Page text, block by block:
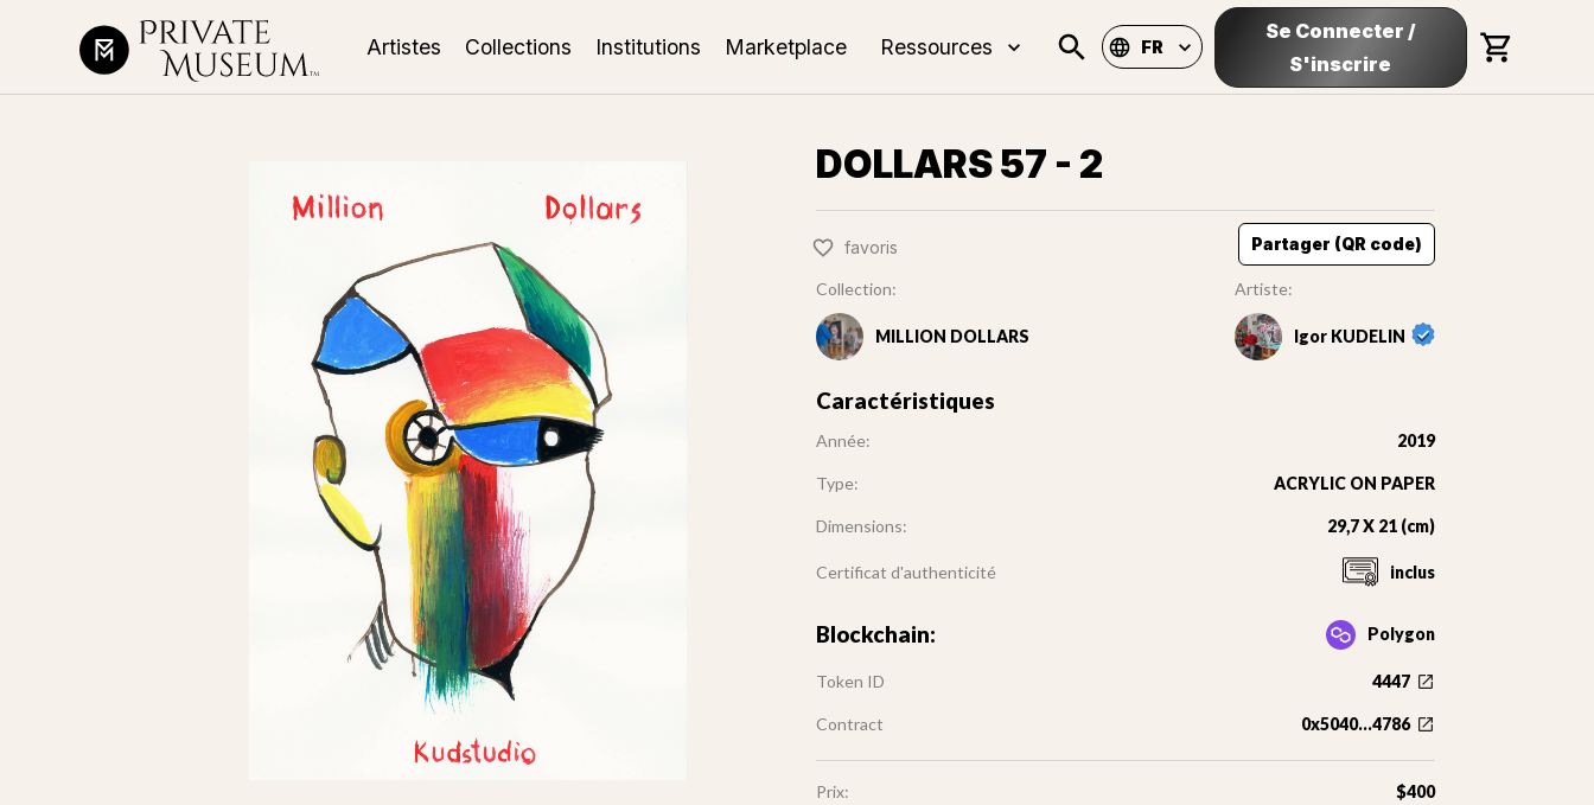
Artistes Collections Institutions Marketplace Ressources FR
Se Connecter /
S'inscrire
DOLLARS 57 - 2
favoris Partager (QR code)
Collection:
MILLION DOLLARS
Artiste:
Igor KUDELIN
Caractéristiques
Année: 2019
Type: ACRYLIC ON PAPER
Dimensions: 29,7 X 21 (cm)
Certificat d'authenticité inclus
Blockchain: Polygon
Token ID 4447
Contract 0x5040...4786
Prix: $400